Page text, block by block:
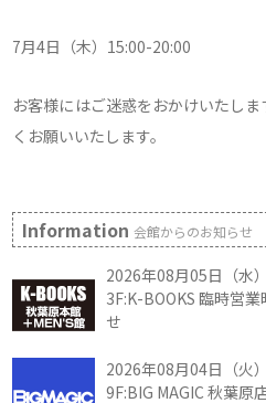
7月4日（木）15:00-20:00
お客様にはご迷惑をおかけいたし
くお願いいたします。
Information会館からのお知らせ
2026年08月05日（水）
3F:K-BOOKS 臨時営
せ
2026年08月04日（火）
9F:BIG MAGIC 秋葉原